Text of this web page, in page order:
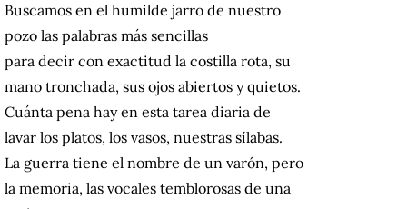
Buscamos en el humilde jarro de nuestro
pozo las palabras más sencillas
para decir con exactitud la costilla rota, su
mano tronchada, sus ojos abiertos y quietos.
Cuánta pena hay en esta tarea diaria de
lavar los platos, los vasos, nuestras sílabas.
La guerra tiene el nombre de un varón, pero
la memoria, las vocales temblorosas de una